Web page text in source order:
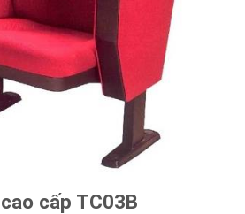
cấp TC03B